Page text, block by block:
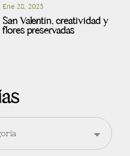
Ene 28, 2025
San Valentín, creatividad y
flores preservadas